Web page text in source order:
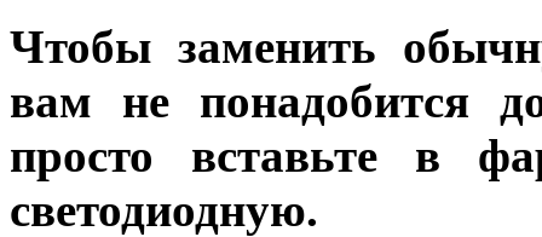
Чтобы заменить
вам не понадобится
просто вставьте в
светодиодную.